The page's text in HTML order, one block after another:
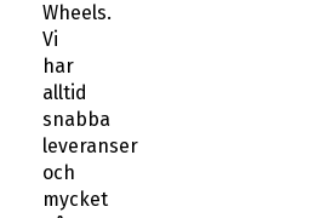
har
alltid
snabba
leveranser
och
mycket
på
lager.